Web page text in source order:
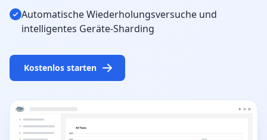
Automatische Wiederholungsversuche und
intelligentes Geräte-Sharding
Kostenlos starten